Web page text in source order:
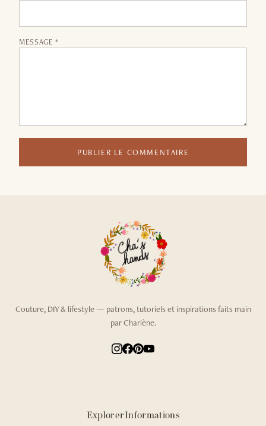
MESSAGE *
PUBLIER LE COMMENTAIRE
Couture, DIY & lifestyle — patrons, tutoriels et inspirations faits main
par Charlène.
ExplorerInformations